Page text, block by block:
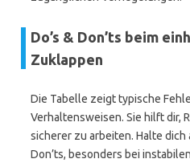
Do’s & Don’ts beim
Zuklappen
Die Tabelle zeigt typische
Verhaltensweisen. Sie hilft dir,
sicherer zu arbeiten. Halte dich
Don’ts, besonders bei